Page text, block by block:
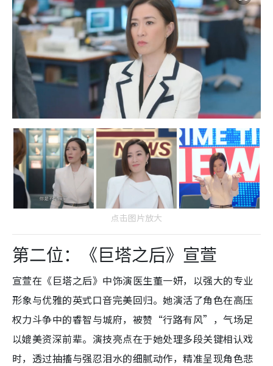
点击图片放大
第二位：《巨塔之后》宣萱
宣萱在《巨塔之后》中饰演医生董一妍，以强大的专业
形象与优雅的英式口音完美回归。她演活了角色在高压
权力斗争中的睿智与城府，被赞“行路有风”，气场足
以媲美资深前辈。演技亮点在于她处理多段关键相认戏
时，透过抽搐与强忍泪水的细腻动作，精准呈现角色悲